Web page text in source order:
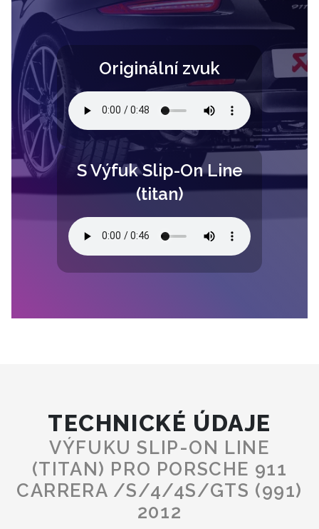
Originální zvuk
S Výfuk Slip-On Line
(titan)
TECHNICKÉ ÚDAJE
VÝFUKU SLIP-ON LINE
(TITAN) PRO PORSCHE 911
CARRERA /S/4/4S/GTS (991)
2012